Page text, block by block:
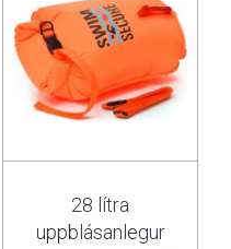
28 lítra
uppblásanlegur